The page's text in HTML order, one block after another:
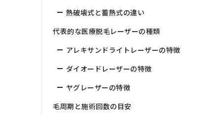
熱破壊式と蓄熱式の違い
代表的な医療脱毛レーザーの種類
アレキサンドライトレーザーの特徴
ダイオードレーザーの特徴
ヤグレーザーの特徴
毛周期と施術回数の目安